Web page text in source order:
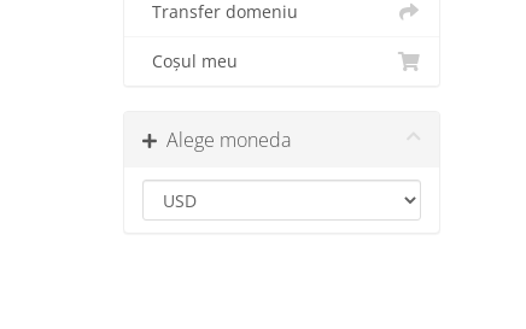
Transfer domeniu
Coșul meu
Alege moneda